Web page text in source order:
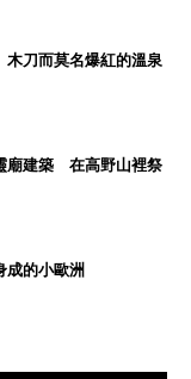
木刀而莫名爆紅的溫泉
廟建築 在高野山裡祭
成的小歐洲